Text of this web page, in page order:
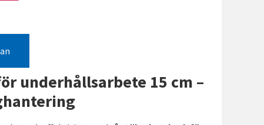
underhållsarbete 15 cm –